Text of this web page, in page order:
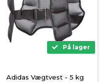
På lager
Adidas Vægtvest - 5 kg